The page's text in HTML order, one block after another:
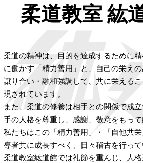
柔道教室 紘
柔道の精神は、目的を達成するために
に働かす「精力善用」と、自己の栄え
譲り合い・融和強調して、共に栄える
現されています。
また、柔道の修養は相手との関係で成
手の人格を尊重し、感謝、敬意をもっ
私たちはこの「精力善用」・「自他共
導者共に成長すべく、日々稽古を行って
柔道教室紘道館では礼節を重んじ、人